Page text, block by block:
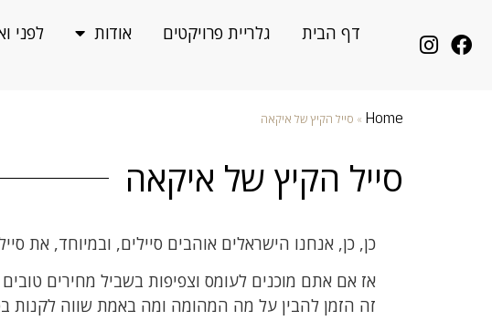
דף הבית גלריית פרויקטים אודות לפני
Home
» סייל הקיץ של איקאה
סייל הקיץ של איקאה
כן, כן, אנחנו הישראלים אוהבים סיילים, ובמיוחד, את
אז אם אתם מוכנים לעומס וצפיפות בשביל מחירים
זה הזמן להבין על מה המהומה ומה באמת שווה לקנות